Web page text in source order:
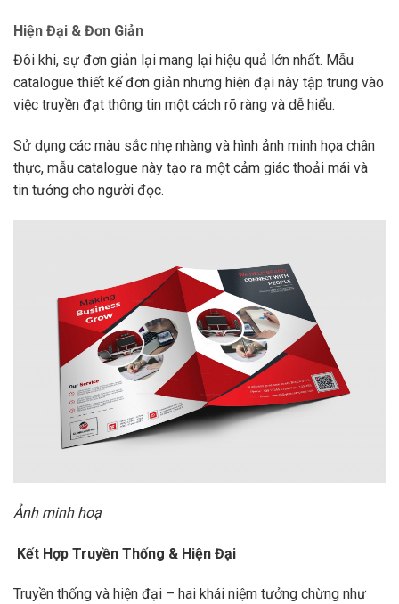
Hiện Đại & Đơn Giản
Đôi khi, sự đơn giản lại mang lại hiệu quả lớn nhất. Mẫu
catalogue thiết kế đơn giản nhưng hiện đại này tập trung vào
việc truyền đạt thông tin một cách rõ ràng và dễ hiểu.
Sử dụng các màu sắc nhẹ nhàng và hình ảnh minh họa chân
thực, mẫu catalogue này tạo ra một cảm giác thoải mái và
tin tưởng cho người đọc.
Ảnh minh hoạ
Kết Hợp Truyền Thống & Hiện Đại
Truyền thống và hiện đại – hai khái niệm tưởng chừng như